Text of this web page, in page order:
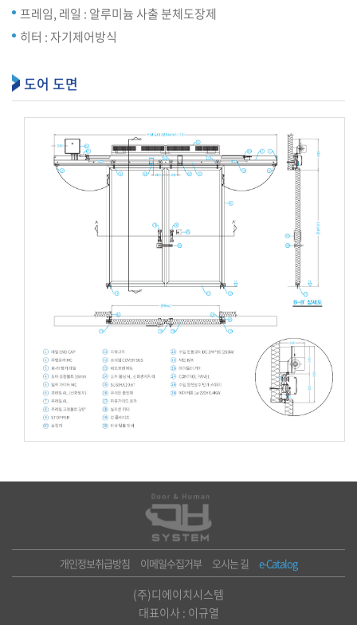
프레임, 레일 : 알루미늄 사출 분체도장제
히터 : 자기제어방식
도어 도면
개인정보취급방침 이메일수집거부 오시는 길 e-Catalog
(주)디에이치시스템
대표이사 : 이규열